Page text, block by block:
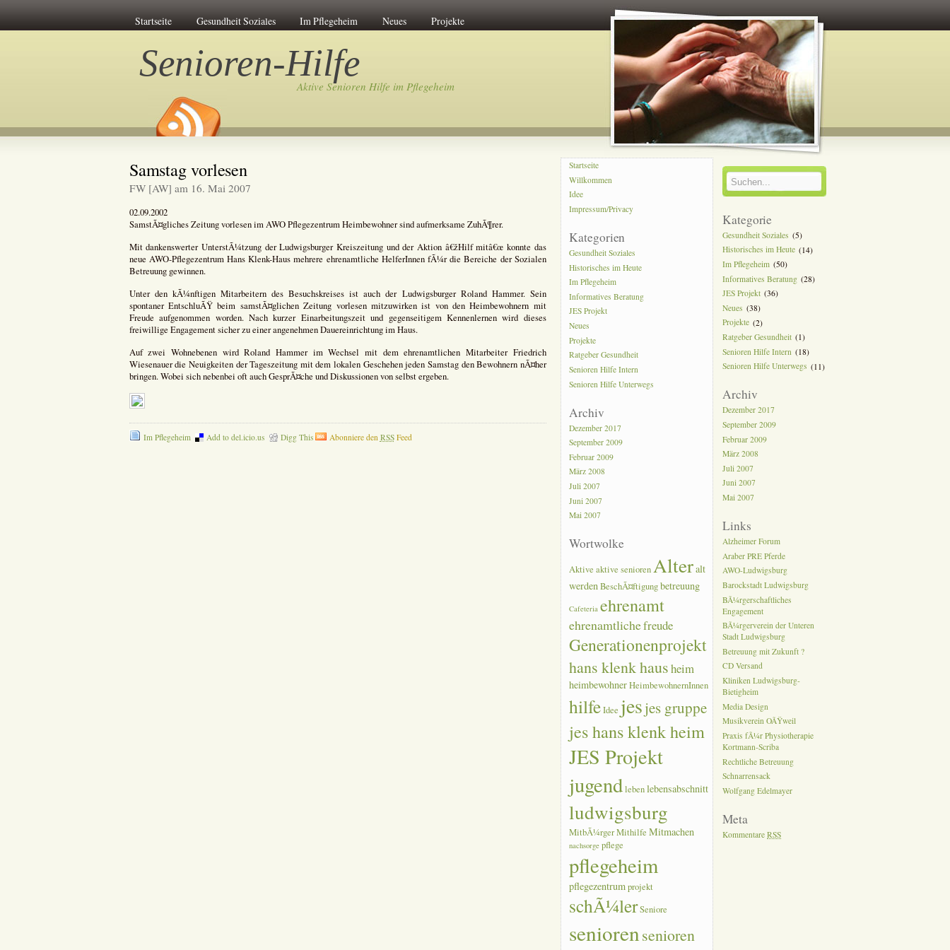
Startseite Gesundheit Soziales Im Pflegeheim Neues Projekte
Senioren-Hilfe
Aktive Senioren Hilfe im Pflegeheim
Samstag vorlesen
FW [AW] am 16. Mai 2007
02.09.2002
SamstÃ¤gliches Zeitung vorlesen im AWO Pflegezentrum Heimbewohner sind aufmerksame ZuhÃ¶rer.
Mit dankenswerter UnterstÃ¼tzung der Ludwigsburger Kreiszeitung und der Aktion â€žHilf mitâ€œ konnte das
neue AWO-Pflegezentrum Hans Klenk-Haus mehrere ehrenamtliche HelferInnen fÃ¼r die Bereiche der Sozialen
Betreuung gewinnen.
Unter den kÃ¼nftigen Mitarbeitern des Besuchskreises ist auch der Ludwigsburger Roland Hammer. Sein
spontaner EntschluÃŸ beim samstÃ¤glichen Zeitung vorlesen mitzuwirken ist von den Heimbewohnern mit
Freude aufgenommen worden. Nach kurzer Einarbeitungszeit und gegenseitigem Kennenlernen wird dieses
freiwillige Engagement sicher zu einer angenehmen Dauereinrichtung im Haus.
Auf zwei Wohnebenen wird Roland Hammer im Wechsel mit dem ehrenamtlichen Mitarbeiter Friedrich
Wiesenauer die Neuigkeiten der Tageszeitung mit dem lokalen Geschehen jeden Samstag den Bewohnern nÃ¤her
bringen. Wobei sich nebenbei oft auch GesprÃ¤che und Diskussionen von selbst ergeben.
Im Pflegeheim Add to del.icio.us Digg This Abonniere den RSSFeed
Startseite
Willkommen
Idee
Impressum/Privacy
Kategorien
Gesundheit Soziales
Historisches im Heute
Im Pflegeheim
Informatives Beratung
JES Projekt
Neues
Projekte
Ratgeber Gesundheit
Senioren Hilfe Intern
Senioren Hilfe Unterwegs
Archiv
Dezember 2017
September 2009
Februar 2009
März 2008
Juli 2007
Juni 2007
Mai 2007
Wortwolke
Aktive aktive seniorenAlteralt
werdenBeschÃ¤ftigungbetreuung
Cafeteria ehrenamt
ehrenamtlichefreude
Generationenprojekt
hans klenk hausheim
heimbewohnerHeimbewohnernInnen
hilfeIdee jesjes gruppe
jes hans klenk heim
JES Projekt
jugendlebenlebensabschnitt
ludwigsburg
MitbÃ¼rgerMithilfe Mitmachen
nachsorge pflege
pflegeheim
pflegezentrumprojekt
schÃ¼lerSeniore
seniorensenioren
Kategorie
Gesundheit Soziales (5)
Historisches im Heute (14)
Im Pflegeheim (50)
Informatives Beratung (28)
JES Projekt (36)
Neues (38)
Projekte (2)
Ratgeber Gesundheit (1)
Senioren Hilfe Intern (18)
Senioren Hilfe Unterwegs (11)
Archiv
Dezember 2017
September 2009
Februar 2009
März 2008
Juli 2007
Juni 2007
Mai 2007
Links
Alzheimer Forum
Araber PRE Pferde
AWO-Ludwigsburg
Barockstadt Ludwigsburg
BÃ¼rgerschaftliches
Engagement
BÃ¼rgerverein der Unteren
Stadt Ludwigsburg
Betreuung mit Zukunft ?
CD Versand
Kliniken Ludwigsburg-
Bietigheim
Media Design
Musikverein OÃŸweil
Praxis fÃ¼r Physiotherapie
Kortmann-Scriba
Rechtliche Betreuung
Schnarrensack
Wolfgang Edelmayer
Meta
KommentareRSS